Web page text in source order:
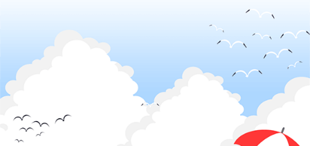
愛媛県 香川県
かがわ自動車学
鳥取県
倉吉自動車学校